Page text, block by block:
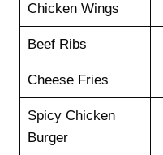
Chicken Wings
Beef Ribs
Cheese Fries
Spicy Chicken
Burger